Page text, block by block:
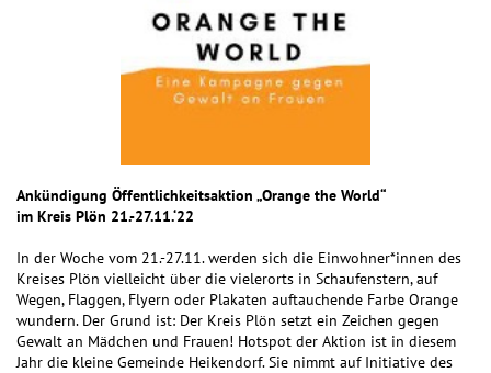
Ankündigung Öffentlichkeitsaktion „Orange the World“
im Kreis Plön 21.-27.11.‘22
In der Woche vom 21.-27.11. werden sich die Einwohner*innen des
Kreises Plön vielleicht über die vielerorts in Schaufenstern, auf
Wegen, Flaggen, Flyern oder Plakaten auftauchende Farbe Orange
wundern. Der Grund ist: Der Kreis Plön setzt ein Zeichen gegen
Gewalt an Mädchen und Frauen! Hotspot der Aktion ist in diesem
Jahr die kleine Gemeinde Heikendorf. Sie nimmt auf Initiative des